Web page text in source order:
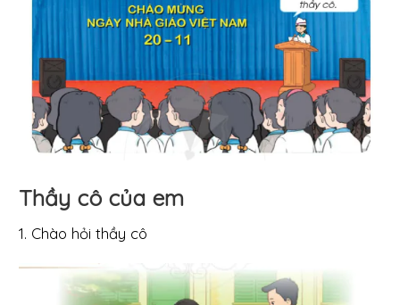
Thầy cô của em
1. Chào hỏi thầy cô